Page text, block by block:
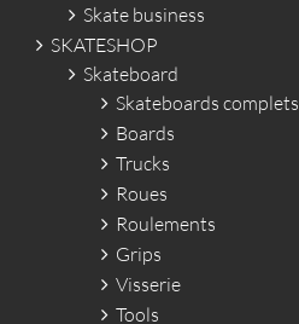
Skate business
SKATESHOP
Skateboard
Skateboards complets
Boards
Trucks
Roues
Roulements
Grips
Visserie
Tools